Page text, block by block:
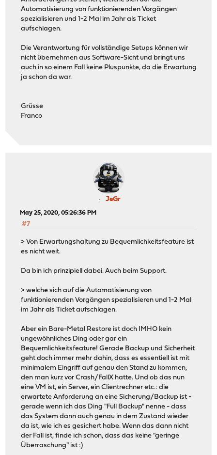
Automatisierung von funktionierenden Vorgängen
spezialisieren und 1-2 Mal im Jahr als Ticket
aufschlagen.
Die Verantwortung für vollständige Setups können wir
nicht übernehmen aus Software-Sicht und bringt uns
auch in so einem Fall keine Pluspunkte, da die Erwartung
ja schon da war.
Grüsse
Franco
JeGr
May 25, 2020, 05:26:36 PM
#7
> Von Erwartungshaltung zu Bequemlichkeitsfeature ist
es nicht weit.
Da bin ich prinzipiell dabei. Auch beim Support.
> welche sich auf die Automatisierung von
funktionierenden Vorgängen spezialisieren und 1-2 Mal
im Jahr als Ticket aufschlagen.
Aber ein Bare-Metal Restore ist doch IMHO kein
ungewöhnliches Ding oder gar ein
Bequemlichkeitsfeature! Gerade Backup und Sicherheit
geht doch immer mehr dahin, dass es essentiell ist mit
minimalem Eingriff auf genau den Stand zu kommen,
den man kurz vor Crash/FallX hatte. Und ob das nun
eine VM ist, ein Server, ein Clientrechner etc.: die
erwartete Anforderung an eine Sicherung/Backup ist -
gerade wenn ich das Ding "Full Backup" nenne - dass
das System dann auch genau in dem Zustand wieder
da ist, wie ich es gesichert habe. Wenn das dann nicht
der Fall ist, finde ich schon, dass das keine "geringe
Überraschung" ist :)